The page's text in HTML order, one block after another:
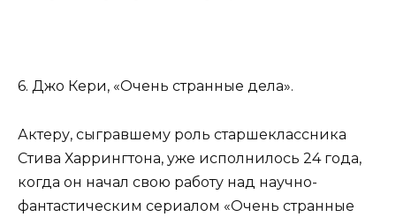
6. Джо Кери, «Очень странные дела».
Актеру, сыгравшему роль старшеклассника
Стива Харрингтона, уже исполнилось 24 года,
когда он начал свою работу над научно-
фантастическим сериалом «Очень странные